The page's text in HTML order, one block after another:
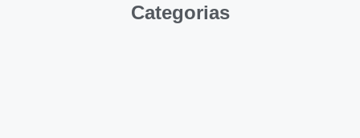
Categorias